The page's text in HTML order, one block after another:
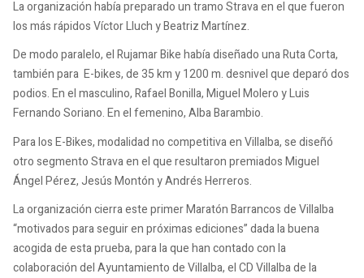
La organización había preparado un tramo Strava en el que fueron
los más rápidos Víctor Lluch y Beatriz Martínez.
De modo paralelo, el Rujamar Bike había diseñado una Ruta Corta,
también para E-bikes, de 35 km y 1200 m. desnivel que deparó dos
podios. En el masculino, Rafael Bonilla, Miguel Molero y Luis
Fernando Soriano. En el femenino, Alba Barambio.
Para los E-Bikes, modalidad no competitiva en Villalba, se diseñó
otro segmento Strava en el que resultaron premiados Miguel
Ángel Pérez, Jesús Montón y Andrés Herreros.
La organización cierra este primer Maratón Barrancos de Villalba
“motivados para seguir en próximas ediciones” dada la buena
acogida de esta prueba, para la que han contado con la
colaboración del Ayuntamiento de Villalba, el CD Villalba de la